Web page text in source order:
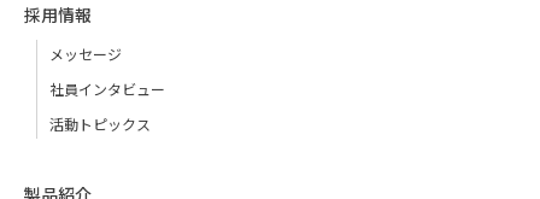
採用情報
メッセージ
社員インタビュー
活動トピックス
製品紹介